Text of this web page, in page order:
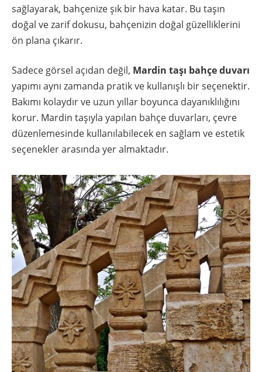
sağlayarak, bahçenize şık bir hava katar. Bu taşın
doğal ve zarif dokusu, bahçenizin doğal güzelliklerini
ön plana çıkarır.
Sadece görsel açıdan değil, Mardin taşı bahçe duvarı
yapımı aynı zamanda pratik ve kullanışlı bir seçenektir.
Bakımı kolaydır ve uzun yıllar boyunca dayanıklılığını
korur. Mardin taşıyla yapılan bahçe duvarları, çevre
düzenlemesinde kullanılabilecek en sağlam ve estetik
seçenekler arasında yer almaktadır.